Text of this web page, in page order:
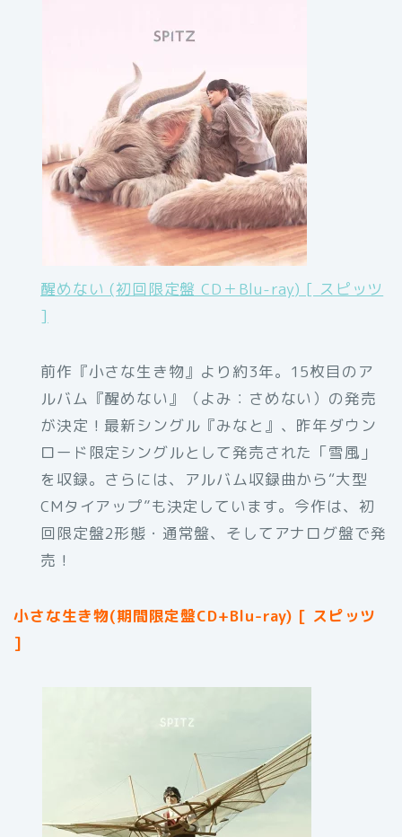
醒めない (初回限定盤 CD＋Blu-ray) [ スピッツ
]
前作『小さな生き物』より約3年。15枚目のア
ルバム『醒めない』（よみ：さめない）の発売
が決定！最新シングル『みなと』、昨年ダウン
ロード限定シングルとして発売された「雪風」
を収録。さらには、アルバム収録曲から“大型
CMタイアップ”も決定しています。今作は、初
回限定盤2形態・通常盤、そしてアナログ盤で発
売！
小さな生き物(期間限定盤CD+Blu-ray) [ スピッツ
]